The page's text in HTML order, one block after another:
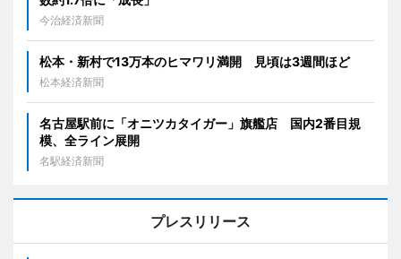
今治経済新聞
松本・新村で13万本のヒマワリ満開 見頃は3週間ほど
松本経済新聞
名古屋駅前に「オニツカタイガー」旗艦店 国内2番目規
模、全ライン展開
名駅経済新聞
プレスリリース